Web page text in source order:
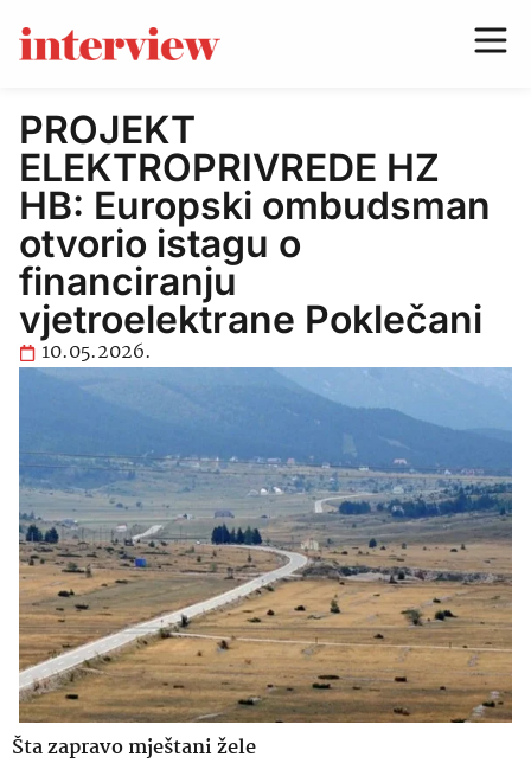
PROJEKT
ELEKTROPRIVREDE HZ
HB: Europski ombudsman
otvorio istagu o
financiranju
vjetroelektrane Poklečani
10.05.2026.
Šta zapravo mještani žele